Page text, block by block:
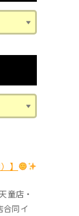
】
童店・
合同イ